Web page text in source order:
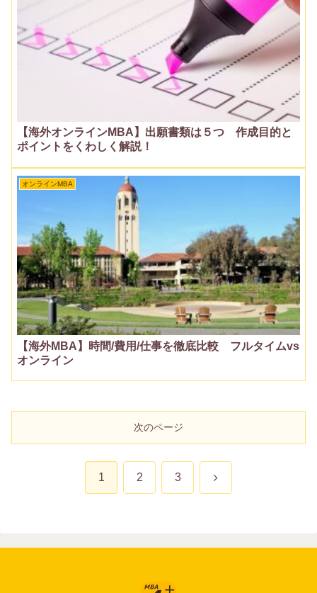
【海外オンラインMBA】出願書類は５つ 作成目的と
ポイントをくわしく解説！
オンラインMBA
【海外MBA】時間/費用/仕事を徹底比較 フルタイムvs
オンライン
次のページ
1 2 3 次